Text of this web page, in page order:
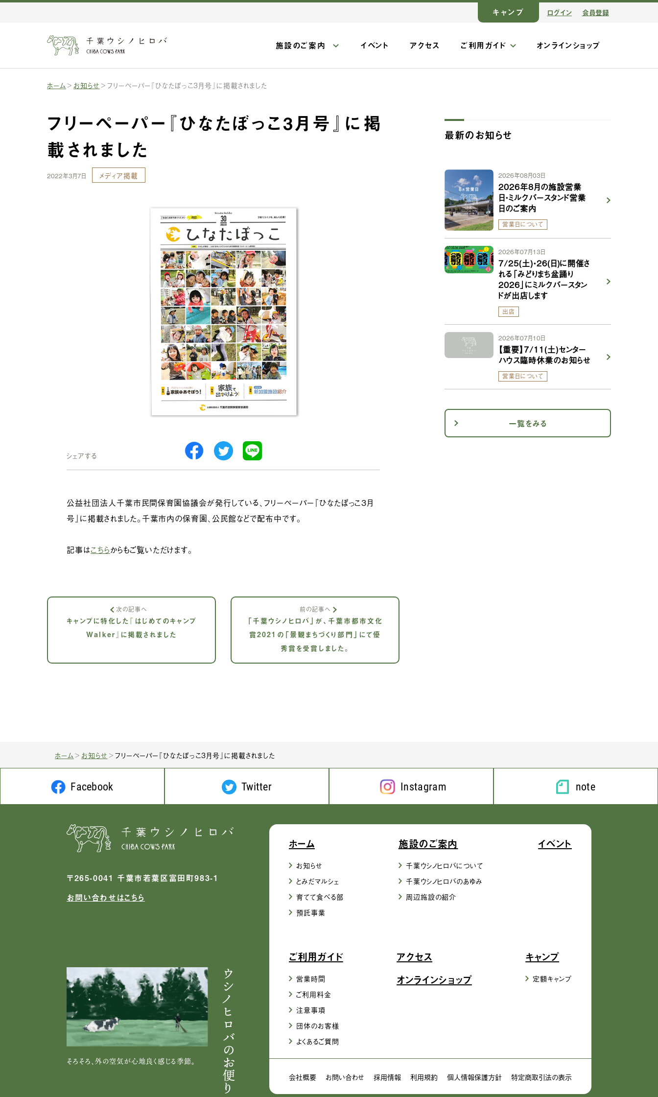
キャンプ ログイン 会員登録
施設のご案内 イベント アクセス ご利用ガイド オンラインショップ
ホーム お知らせ フリーペーパー『ひなたぼっこ3月号』に掲載されました
フリーペーパー『ひなたぼっこ3月号』に掲
載されました
2022年3月7日 メディア掲載
シェアする
公益社団法人千葉市民間保育園協議会が発行している、フリーペーパー『ひなたぼっこ3月
号』に掲載されました。千葉市内の保育園、公民館などで配布中です。
記事はこちらからもご覧いただけます。
次の記事へ
キャンプに特化した『はじめてのキャンプ
Walker』に掲載されました
前の記事へ
「千葉ウシノヒロバ」が、千葉市都市文化
賞2021の「景観まちづくり部門」にて優
秀賞を受賞しました。
最新のお知らせ
2026年08月03日
2026年8月の施設営業
日・ミルクバースタンド営業
日のご案内
営業日について
2026年07月13日
7/25(土)・26(日)に開催さ
れる「みどりまち盆踊り
2026」にミルクバースタン
ドが出店します
出店
2026年07月10日
【重要】7/11(土)センター
ハウス臨時休業のお知らせ
営業日について
一覧をみる
ホーム お知らせ フリーペーパー『ひなたぼっこ3月号』に掲載されました
Facebook Twitter Instagram note
〒265-0041 千葉市若葉区富田町983-1
お問い合わせはこちら
そろそろ、外の空気が心地良く感じる季節。 ウシノヒロバのお便り
ホーム
お知らせ
とみだマルシェ
育てて食べる部
預託事業
施設のご案内
千葉ウシノヒロバについて
千葉ウシノヒロバのあゆみ
周辺施設の紹介
イベント
ご利用ガイド
営業時間
ご利用料金
注意事項
団体のお客様
よくあるご質問
アクセス
オンラインショップ
キャンプ
定額キャンプ
会社概要 お問い合わせ 採用情報 利用規約 個人情報保護方針 特定商取引法の表示